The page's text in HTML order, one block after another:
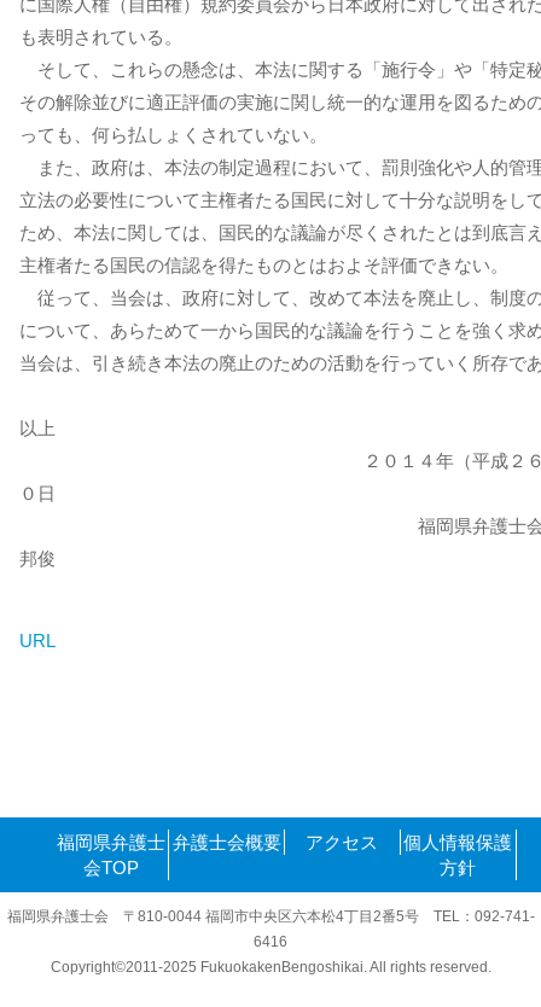
も表明されている。
そして、これらの懸念は、本法に関する「施行令」や「特定
その解除並びに適正評価の実施に関し統一的な運用を図るため
っても、何ら払しょくされていない。
また、政府は、本法の制定過程において、罰則強化や人的管
立法の必要性について主権者たる国民に対して十分な説明をし
ため、本法に関しては、国民的な議論が尽くされたとは到底言
主権者たる国民の信認を得たものとはおよそ評価できない。
従って、当会は、政府に対して、改めて本法を廃止し、制度
について、あらためて一から国民的な議論を行うことを強く求
当会は、引き続き本法の廃止のための活動を行っていく所存で
以上
２０１４年（平成２６年）
０日
福岡県弁護士会 会長
邦俊
URL
福岡県弁護士
会TOP
弁護士会概要 アクセス
個人情報保護
方針
福岡県弁護士会 〒810-0044 福岡市中央区六本松4丁目2番5号 TEL：092-741-
6416
Copyright©2011-2025 FukuokakenBengoshikai. All rights reserved.